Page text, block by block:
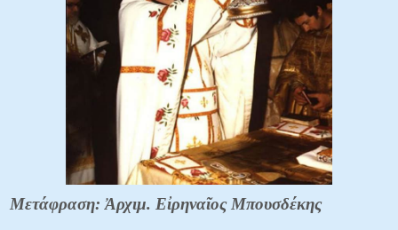
Μετάφραση: Ἀρχιμ. Εἰρηναῖος Μπουσδέκης